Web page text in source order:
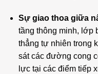
Sự giao thoa giữa
tầng thông minh, lớp
thẳng tự nhiên trong
sát các đường cong
lực tại các điểm tiếp